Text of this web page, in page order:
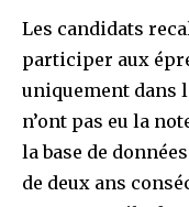
32,111
Suiveurs
Les candidats
participer aux
uniquement dans
n’ont pas eu la
la base de
de deux ans